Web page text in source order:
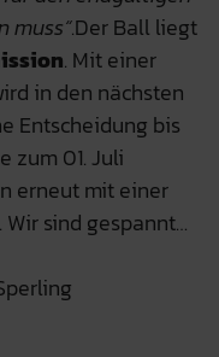
muss“.Der Ball liegt
. Mit einer
in den nächsten
Entscheidung bis
zum 01. Juli
erneut mit einer
sind gespannt…